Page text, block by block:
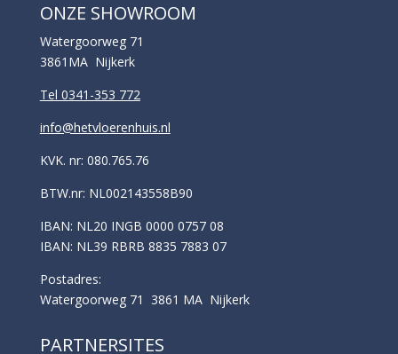
ONZE SHOWROOM
Watergoorweg 71
3861MA Nijkerk
Tel 0341-353 772
info@hetvloerenhuis.nl
KVK. nr: 080.765.76
BTW.nr: NL002143558B90
IBAN: NL20 INGB 0000 0757 08
IBAN: NL39 RBRB 8835 7883 07
Postadres:
Watergoorweg 71 3861 MA Nijkerk
PARTNERSITES